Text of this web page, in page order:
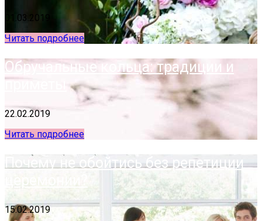
01.03.2019
Читать подробнее
Обручальные кольца: традиции и
приметы
22.02.2019
Читать подробнее
Почему не обойтись без репетиции
церемонии?
15.02.2019